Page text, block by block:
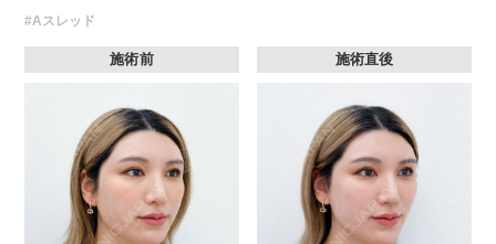
#Aスレッド
施術前 施術直後